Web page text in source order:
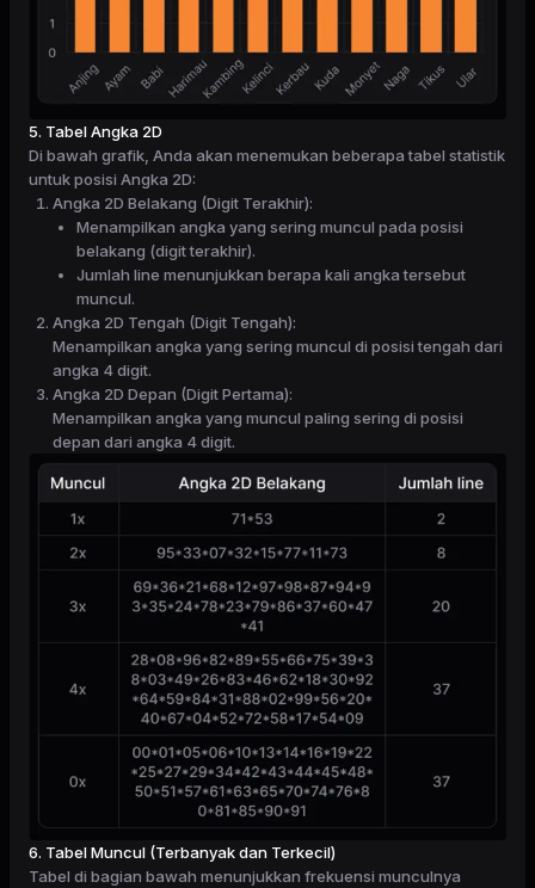
5. Tabel Angka 2D
Di bawah grafik, Anda akan menemukan beberapa tabel statistik
untuk posisi Angka 2D:
Angka 2D Belakang (Digit Terakhir):
Menampilkan angka yang sering muncul pada posisi
belakang (digit terakhir).
Jumlah line menunjukkan berapa kali angka tersebut
muncul.
Angka 2D Tengah (Digit Tengah):
Menampilkan angka yang sering muncul di posisi tengah dari
angka 4 digit.
Angka 2D Depan (Digit Pertama):
Menampilkan angka yang muncul paling sering di posisi
depan dari angka 4 digit.
6. Tabel Muncul (Terbanyak dan Terkecil)
Tabel di bagian bawah menunjukkan frekuensi munculnya